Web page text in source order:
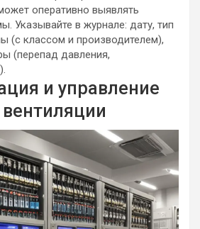
оперативно выявлять
Указывайте в журнале: дату, тип
(с классом и производителем),
(перепад давления,
и управление